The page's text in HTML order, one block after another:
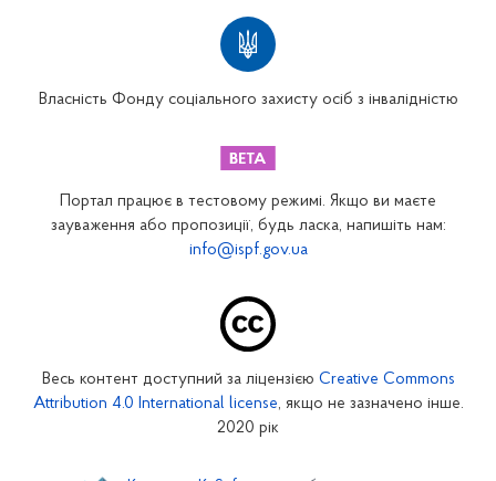
Закарпатське відділення
Запорізьке відділення
Кіровоградське відділення
Власність Фонду соціального захисту осіб з інвалідністю
Портал працює в тестовому режимі. Якщо ви маєте
зауваження або пропозиції, будь ласка, напишіть нам:
info@ispf.gov.ua
Весь контент доступний за ліцензією Creative Commons
Attribution 4.0 International license, якщо не зазначено інше.
2020 рік